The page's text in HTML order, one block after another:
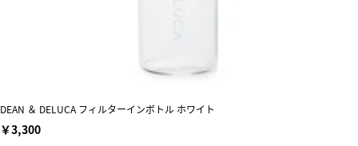
DEAN ＆ DELUCA フィルターインボトル ホワイト
￥3,300